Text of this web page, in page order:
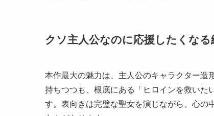
クソ主人公なのに応援したくな
本作最大の魅力は、主人公のキャラクター造
持ちつつも、根底にある「ヒロインを救いた
す。表向きは完璧な聖女を演じながら、心の